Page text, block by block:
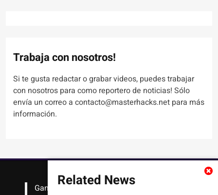
Related News
Trabaja con nosotros!
Si te gusta redactar o grabar videos, puedes trabajar
con nosotros para como reportero de noticias! Sólo
envía un correo a contacto@masterhacks.net para más
información.
Gana #Bitcoin solo con leer artículos, noticias